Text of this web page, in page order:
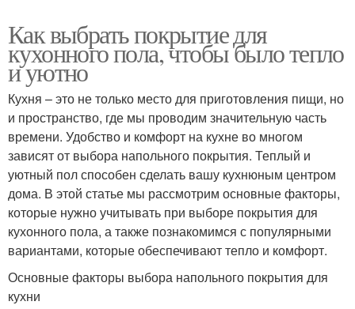
Как выбрать покрытие для
кухонного пола, чтобы было тепло
и уютно
Кухня – это не только место для приготовления пищи, но
и пространство, где мы проводим значительную часть
времени. Удобство и комфорт на кухне во многом
зависят от выбора напольного покрытия. Теплый и
уютный пол способен сделать вашу кухнюным центром
дома. В этой статье мы рассмотрим основные факторы,
которые нужно учитывать при выборе покрытия для
кухонного пола, а также познакомимся с популярными
вариантами, которые обеспечивают тепло и комфорт.
Основные факторы выбора напольного покрытия для
кухни